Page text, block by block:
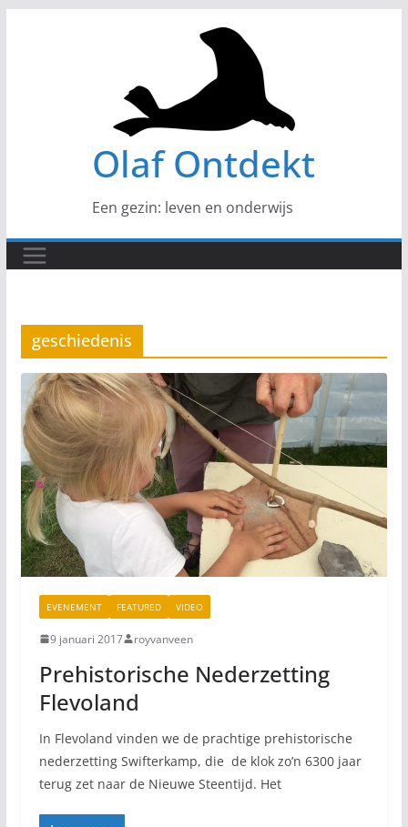
Olaf Ontdekt
Een gezin: leven en onderwijs
geschiedenis
EVENEMENT FEATURED VIDEO
9 januari 2017 royvanveen
Prehistorische Nederzetting
Flevoland
In Flevoland vinden we de prachtige prehistorische
nederzetting Swifterkamp, die de klok zo’n 6300 jaar
terug zet naar de Nieuwe Steentijd. Het